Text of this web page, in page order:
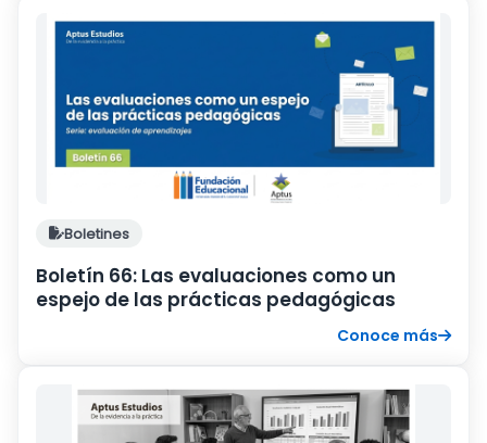
Boletines
Boletín 66: Las evaluaciones como un
espejo de las prácticas pedagógicas
Conoce más